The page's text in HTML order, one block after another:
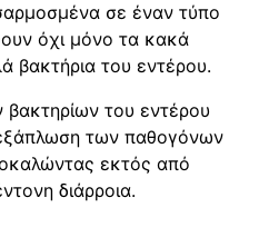
σε έναν τύπο
όχι μόνο τα κακά
βακτήρια του εντέρου.
του εντέρου
των παθογόνων
εκτός από
διάρροια.